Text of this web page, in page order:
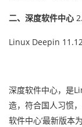
二、深度软件中心
Linux Deepin
深度软件中心，是
造，符合国人习惯
软件中心’最新版本